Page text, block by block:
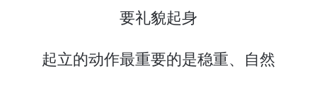
要礼貌起身
起立的动作最重要的是稳重、自然